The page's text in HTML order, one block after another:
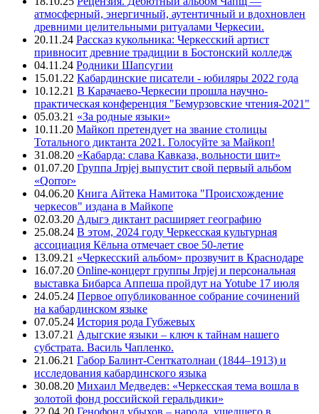
атмосферный, энергичный, аутентичный и вдохновлен
древними целительными ритуалами Черкесии.
20.11.24 Рассказ кукольника: Черкесский артист
привносит древние традиции в Бостонский колледж
04.11.24 Родники Шапсугии
15.01.22 Кабардинские писатели - юбиляры 2022 года
10.12.21 В Карачаево-Черкесии прошла научно-
практическая конференция "Бемурзовские чтения-2021"
05.03.21 «За родные языки»
10.11.20 Майкоп претендует на звание столицы
Тотального диктанта 2021. Голосуйте за Майкоп!
31.08.20 «Кабарда: слава Кавказа, вольности щит»
01.07.20 Группа Jrpjej выпустит свой первый альбом
«Qorror»
04.06.20 Книга Айтека Намитока "Происхождение
черкесов" издана в Майкопе
02.03.20 Адыгэ диктант расширяет географию
25.08.24 В этом, 2024 году Черкесская культурная
ассоциация Кёльна отмечает свое 50-летие
13.09.21 «Черкесский альбом» прозвучит в Краснодаре
16.07.20 Online-концерт группы Jrpjej и персональная
выставка Бибарса Аппеша пройдут на Yotube 17 июля
24.05.24 Первое опубликованное собрание сочинений
на кабардинском языке
07.05.24 История рода Губжевых
13.07.21 Адыгские языки – ключ к тайнам нашего
субстрата. Василь Чапленко.
21.06.21 Габор Балинт-Сенткатолнаи (1844–1913) и
исследования кабардинского языка
30.08.20 Михаил Медведев: «Черкесская тема вошла в
золотой фонд российской геральдики»
22.04.20 Генофонд убыхов – народа, ушедшего в